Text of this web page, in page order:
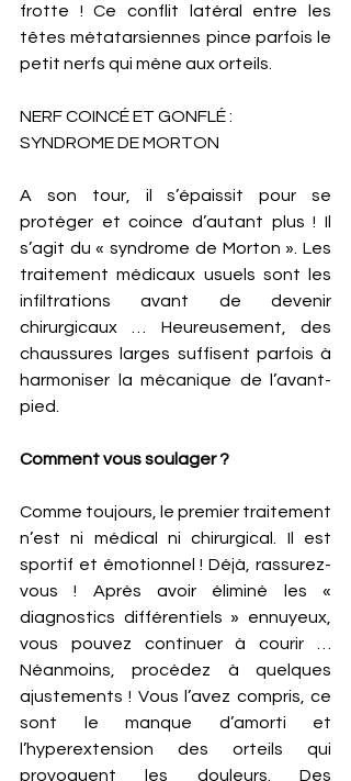
frotte ! Ce conflit latéral entre les
têtes métatarsiennes pince parfois le
petit nerfs qui mène aux orteils.
NERF COINCÉ ET GONFLÉ :
SYNDROME DE MORTON
A son tour, il s’épaissit pour se
protéger et coince d’autant plus ! Il
s’agit du « syndrome de Morton ». Les
traitement médicaux usuels sont les
infiltrations avant de devenir
chirurgicaux … Heureusement, des
chaussures larges suffisent parfois à
harmoniser la mécanique de l’avant-
pied.
Comment vous soulager ?
Comme toujours, le premier traitement
n’est ni médical ni chirurgical. Il est
sportif et émotionnel ! Déjà, rassurez-
vous ! Après avoir éliminé les «
diagnostics différentiels » ennuyeux,
vous pouvez continuer à courir …
Néanmoins, procédez à quelques
ajustements ! Vous l’avez compris, ce
sont le manque d’amorti et
l’hyperextension des orteils qui
provoquent les douleurs. Des